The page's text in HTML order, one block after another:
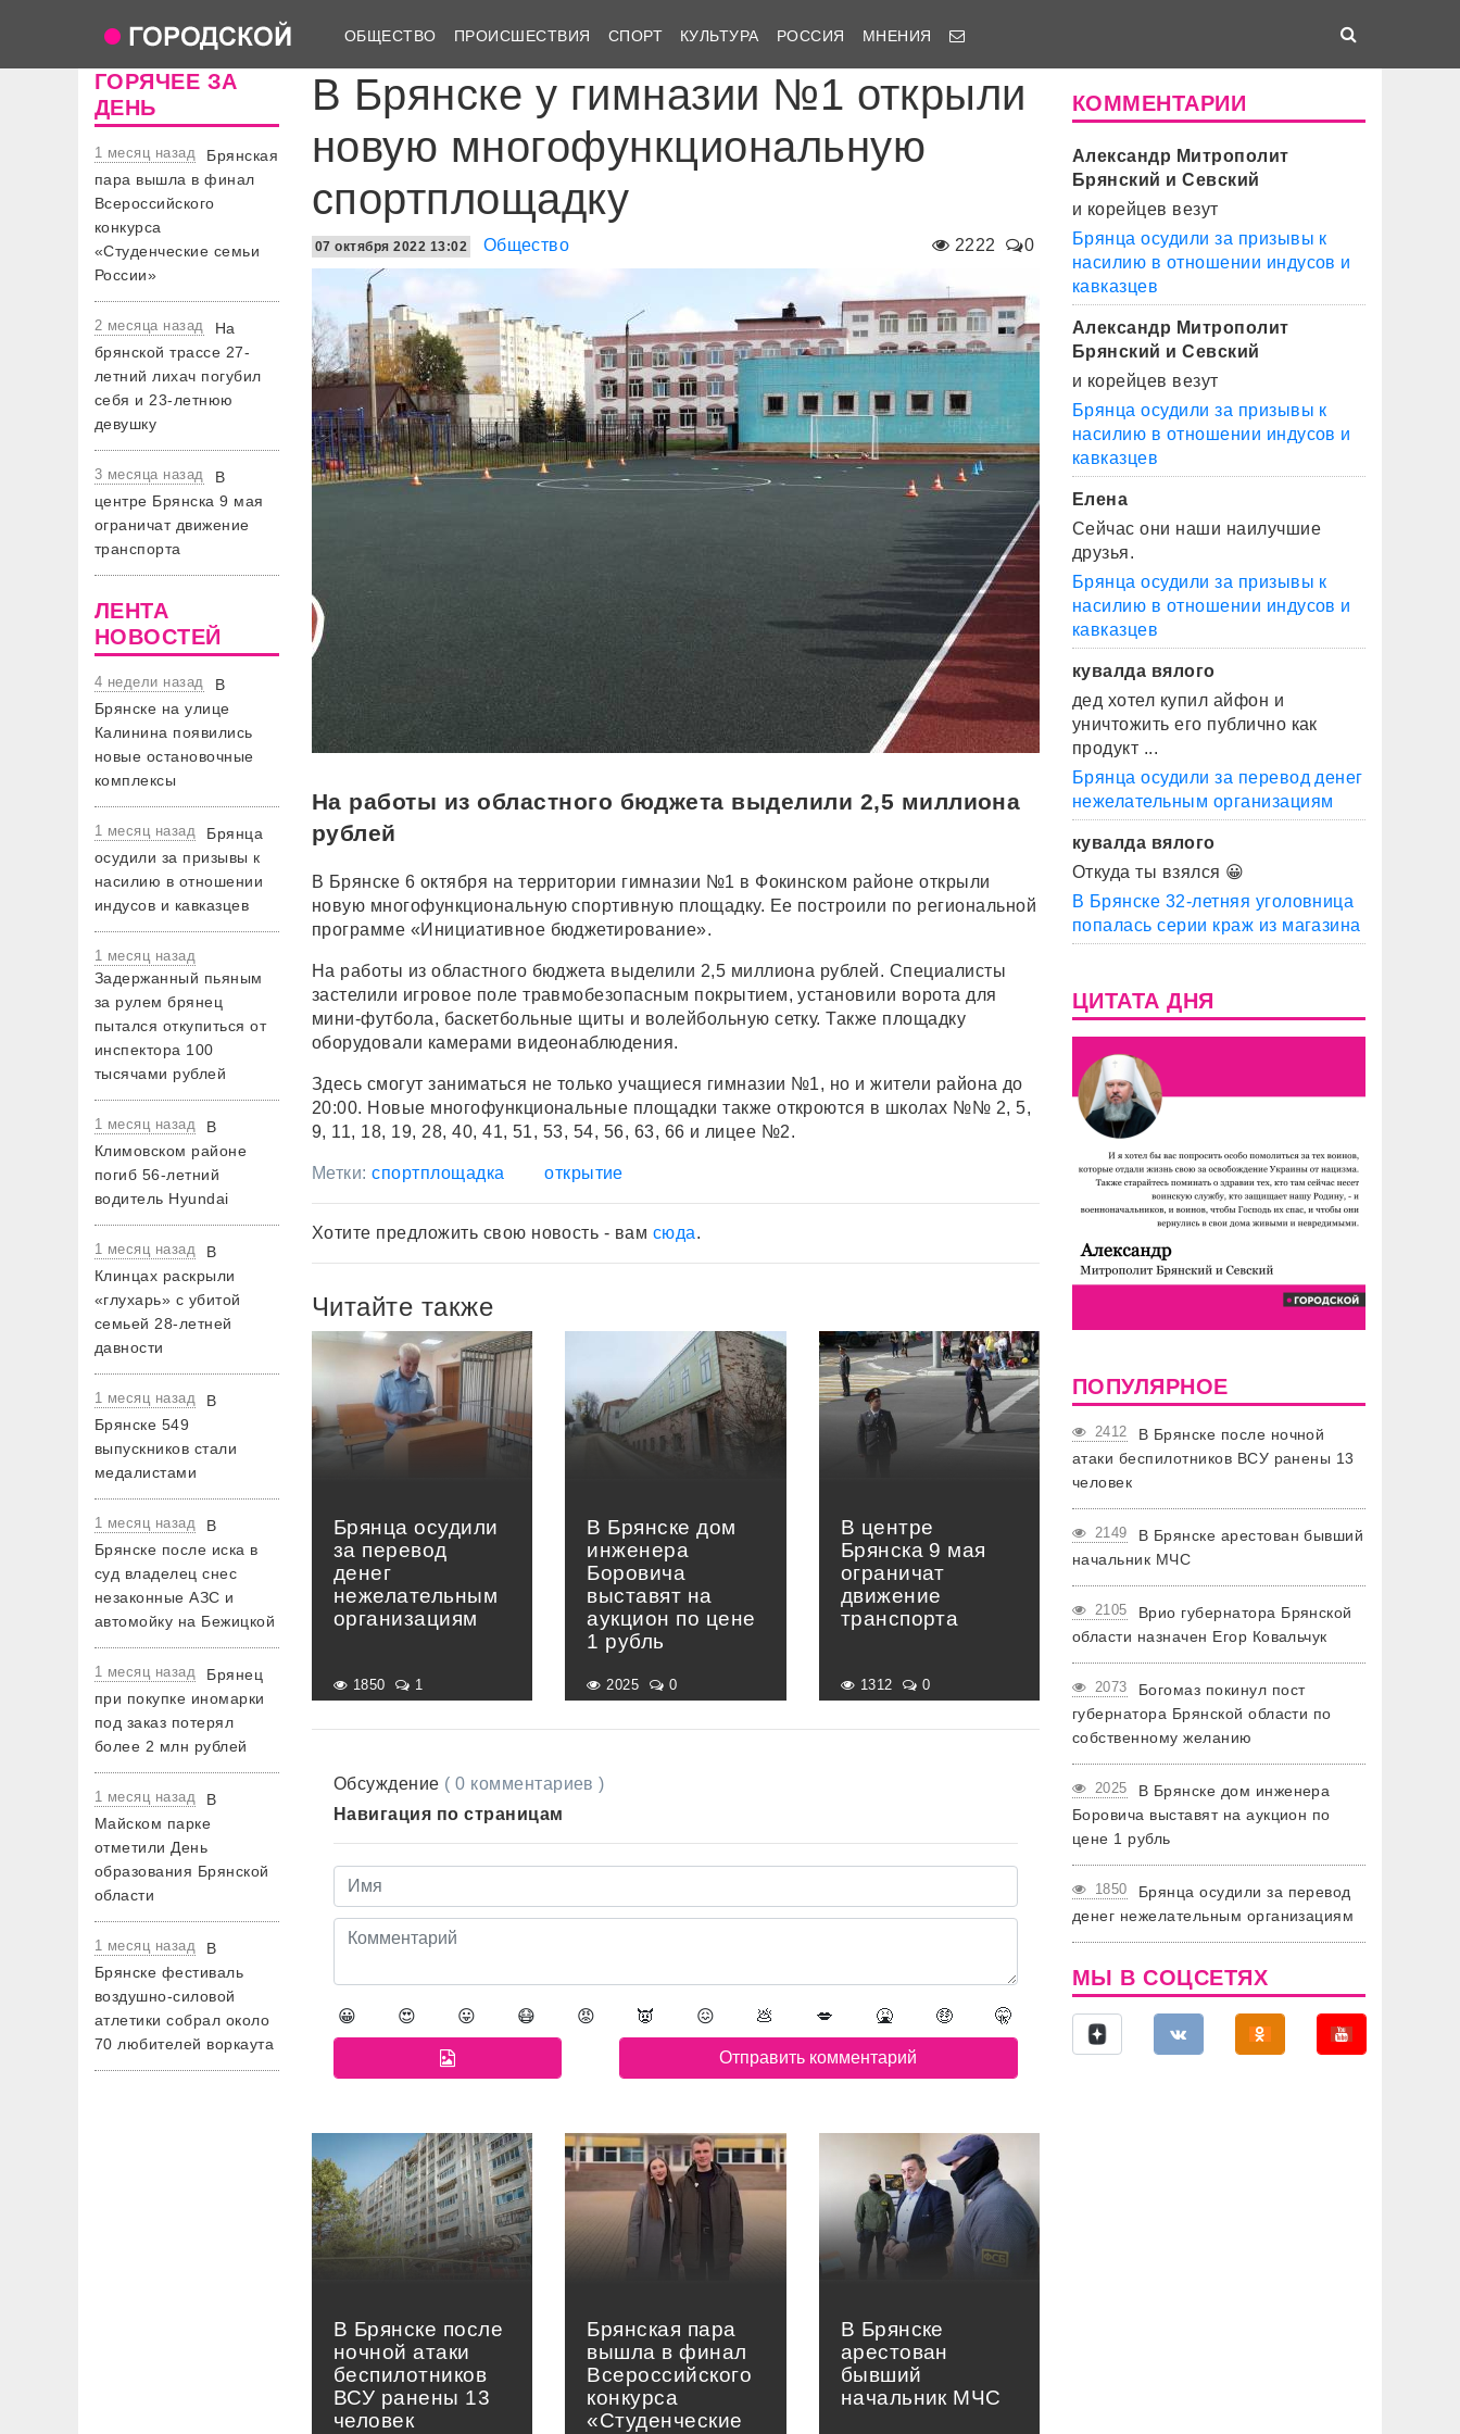
ОБЩЕСТВО ПРОИСШЕСТВИЯ СПОРТ КУЛЬТУРА РОССИЯ МНЕНИЯ
ГОРЯЧЕЕ ЗА
ДЕНЬ
1 месяц назад
Брянская
пара вышла в финал
Всероссийского
конкурса
«Студенческие семьи
России»
2 месяца назад
На
брянской трассе 27-
летний лихач погубил
себя и 23-летнюю
девушку
3 месяца назад
В
центре Брянска 9 мая
ограничат движение
транспорта
ЛЕНТА
НОВОСТЕЙ
4 недели назад
В
Брянске на улице
Калинина появились
новые остановочные
комплексы
1 месяц назад
Брянца
осудили за призывы к
насилию в отношении
индусов и кавказцев
1 месяц назад
Задержанный пьяным
за рулем брянец
пытался откупиться от
инспектора 100
тысячами рублей
1 месяц назад
В
Климовском районе
погиб 56-летний
водитель Hyundai
1 месяц назад
В
Клинцах раскрыли
«глухарь» с убитой
семьей 28-летней
давности
1 месяц назад
В
Брянске 549
выпускников стали
медалистами
1 месяц назад
В
Брянске после иска в
суд владелец снес
незаконные АЗС и
автомойку на Бежицкой
1 месяц назад
Брянец
при покупке иномарки
под заказ потерял
более 2 млн рублей
1 месяц назад
В
Майском парке
отметили День
образования Брянской
области
1 месяц назад
В
Брянске фестиваль
воздушно-силовой
атлетики собрал около
70 любителей воркаута
В Брянске у гимназии №1 открыли
новую многофункциональную
спортплощадку
2222 0
07 октября 2022 13:02 Общество
На работы из областного бюджета выделили 2,5 миллиона
рублей
В Брянске 6 октября на территории гимназии №1 в Фокинском районе открыли
новую многофункциональную спортивную площадку. Ее построили по региональной
программе «Инициативное бюджетирование».
На работы из областного бюджета выделили 2,5 миллиона рублей. Специалисты
застелили игровое поле травмобезопасным покрытием, установили ворота для
мини-футбола, баскетбольные щиты и волейбольную сетку. Также площадку
оборудовали камерами видеонаблюдения.
Здесь смогут заниматься не только учащиеся гимназии №1, но и жители района до
20:00. Новые многофункциональные площадки также откроются в школах №№ 2, 5,
9, 11, 18, 19, 28, 40, 41, 51, 53, 54, 56, 63, 66 и лицее №2.
Метки:спортплощадка открытие
Хотите предложить свою новость - вам сюда.
Читайте также
Брянца осудили
за перевод
денег
нежелательным
организациям
1850 1
В Брянске дом
инженера
Боровича
выставят на
аукцион по цене
1 рубль
2025 0
В центре
Брянска 9 мая
ограничат
движение
транспорта
1312 0
Обсуждение ( 0 комментариев )
Навигация по страницам
😀 😍 😛 😷 😡 👿 😖 💩 💋 🤮 🤑 🤫
В Брянске после
ночной атаки
беспилотников
ВСУ ранены 13
человек
Брянская пара
вышла в финал
Всероссийского
конкурса
«Студенческие
В Брянске
арестован
бывший
начальник МЧС
КОММЕНТАРИИ
Александр Митрополит
Брянский и Севский
и корейцев везут
Брянца осудили за призывы к
насилию в отношении индусов и
кавказцев
Александр Митрополит
Брянский и Севский
и корейцев везут
Брянца осудили за призывы к
насилию в отношении индусов и
кавказцев
Елена
Сейчас они наши наилучшие
друзья.
Брянца осудили за призывы к
насилию в отношении индусов и
кавказцев
кувалда вялого
дед хотел купил айфон и
уничтожить его публично как
продукт ...
Брянца осудили за перевод денег
нежелательным организациям
кувалда вялого
Откуда ты взялся 😀
В Брянске 32-летняя уголовница
попалась серии краж из магазина
ЦИТАТА ДНЯ
ПОПУЛЯРНОЕ
2412
В Брянске после ночной
атаки беспилотников ВСУ ранены 13
человек
2149
В Брянске арестован бывший
начальник МЧС
2105
Врио губернатора Брянской
области назначен Егор Ковальчук
2073
Богомаз покинул пост
губернатора Брянской области по
собственному желанию
2025
В Брянске дом инженера
Боровича выставят на аукцион по
цене 1 рубль
1850
Брянца осудили за перевод
денег нежелательным организациям
МЫ В СОЦСЕТЯХ